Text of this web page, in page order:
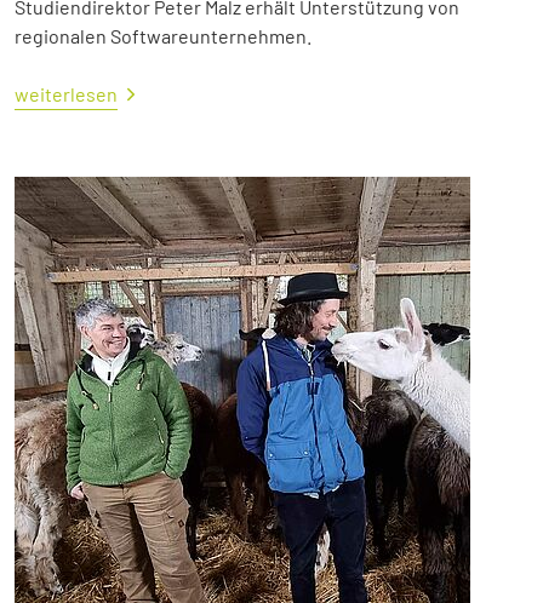
Studiendirektor Peter Malz erhält Unterstützung von
regionalen Softwareunternehmen.
weiterlesen